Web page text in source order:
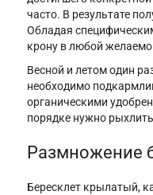
часто. В результате
Обладая
крону в любой
Весной и летом один
необходимо
органическими
порядке нужно
Размножение
Бересклет крылатый,